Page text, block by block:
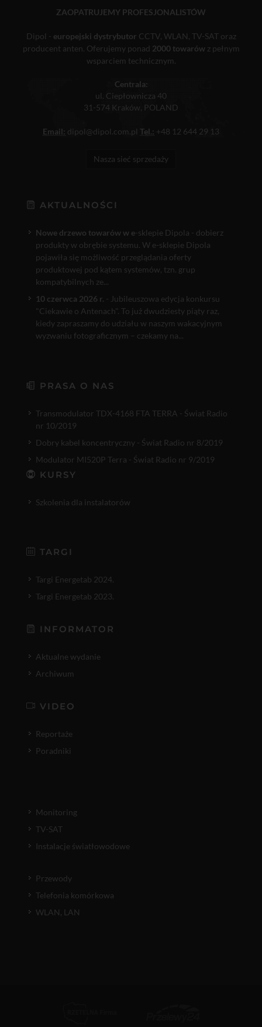
ZAOPATRUJEMY PROFESJONALISTÓW
Dipol - europejski dystrybutor CCTV, WLAN, TV-SAT oraz
producent anten. Oferujemy ponad 2000 towarówz pełnym
wsparciem technicznym.
Centrala:
ul. Ciepłownicza 40
31-574 Kraków, POLAND
Email: dipol@dipol.com.pl Tel.: +48 12 644 29 13
Nasza sieć sprzedaży
AKTUALNOŚCI
Nowe drzewo towarów w e-sklepie Dipola - dobierz
produkty w obrębie systemu. W e-sklepie Dipola
pojawiła się możliwość przeglądania oferty
produktowej pod kątem systemów, tzn. grup
kompatybilnych ze...
10 czerwca 2026 r. - Jubileuszowa edycja konkursu
"Ciekawie o Antenach". To już dwudziesty piąty raz,
kiedy zapraszamy do udziału w naszym wakacyjnym
wyzwaniu fotograficznym – czekamy na...
PRASA O NAS
Transmodulator TDX-4168 FTA TERRA - Świat Radio
nr 10/2019
Dobry kabel koncentryczny - Świat Radio nr 8/2019
Modulator MI520P Terra - Świat Radio nr 9/2019
KURSY
Szkolenia dla instalatorów
TARGI
Targi Energetab 2024.
Targi Energetab 2023.
INFORMATOR
Aktualne wydanie
Archiwum
VIDEO
Reportaże
Poradniki
Monitoring
TV-SAT
Instalacje światłowodowe
Przewody
Telefonia komórkowa
WLAN, LAN